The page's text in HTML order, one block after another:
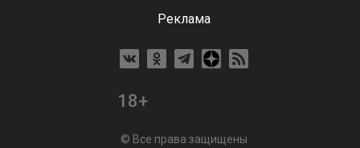
Реклама
18+
© Все права защищены